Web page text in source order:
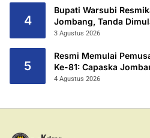
4
Bupati Warsubi
Jombang, Tanda
2026/2027
3 Agustus 2026
5
Resmi Memulai
Ke-81: Capaska
Garuda Yudha”.
4 Agustus 2026